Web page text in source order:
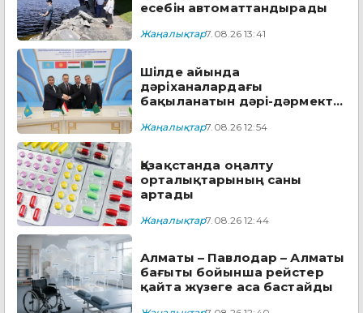
есебін автоматтандырады
Жаңалықтар7.08.26 13:41
Шілде айында
дәріханалардағы
бақыланатын дәрі-дәрмектің
арзандады
Жаңалықтар7.08.26 12:54
Қазақстанда оңалту
орталықтарының саны
артады
Жаңалықтар7.08.26 12:44
Алматы – Павлодар – Алматы
бағыты бойынша рейстер
қайта жүзеге аса бастайды